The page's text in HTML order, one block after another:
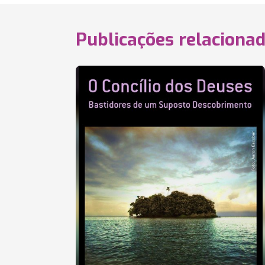
Publicações